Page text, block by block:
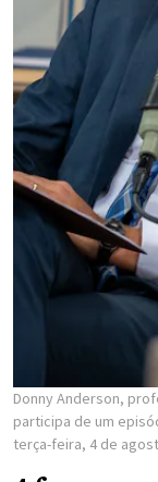
Donny Anderson,
participa de um
terça-feira, 4 de